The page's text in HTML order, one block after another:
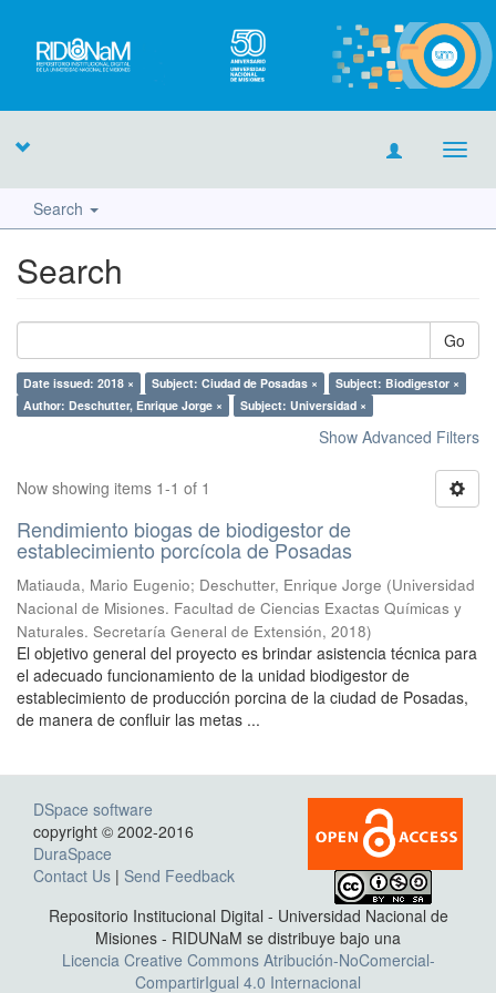
Search
Search
Go
Date issued: 2018 × Subject: Ciudad de Posadas ×
Subject: Biodigestor ×
Author: Deschutter, Enrique Jorge ×
Subject: Universidad ×
Show Advanced Filters
Now showing items 1-1 of 1
Rendimiento biogas de biodigestor de
establecimiento porcícola de Posadas
Matiauda, Mario Eugenio; Deschutter, Enrique Jorge (Universidad
Nacional de Misiones. Facultad de Ciencias Exactas Químicas y
Naturales. Secretaría General de Extensión, 2018)
El objetivo general del proyecto es brindar asistencia técnica para
el adecuado funcionamiento de la unidad biodigestor de
establecimiento de producción porcina de la ciudad de Posadas,
de manera de confluir las metas ...
DSpace software
copyright © 2002-2016
DuraSpace
Contact Us | Send Feedback
Repositorio Institucional Digital - Universidad Nacional de
Misiones - RIDUNaM se distribuye bajo una
Licencia Creative Commons Atribución-NoComercial-
CompartirIgual 4.0 Internacional